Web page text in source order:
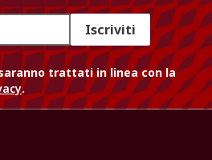
Iscriviti
trattati in linea con la
.